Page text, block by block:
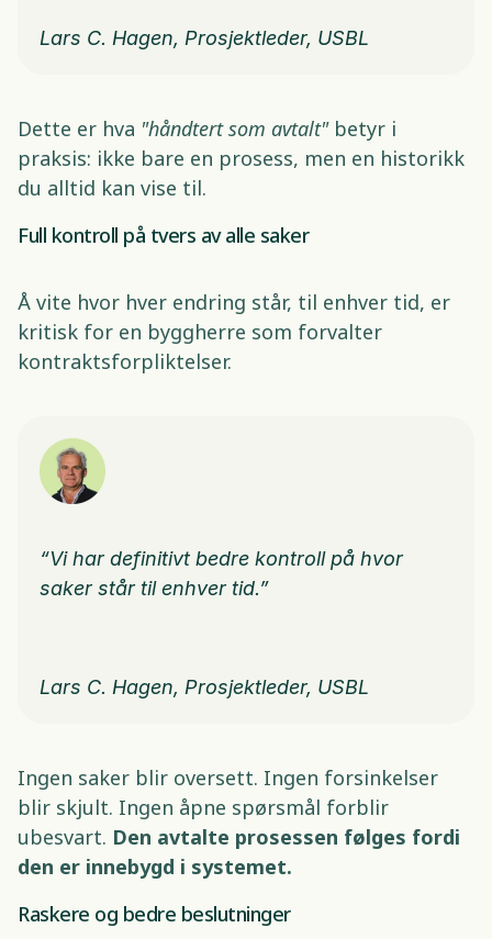
Lars C. Hagen, Prosjektleder, USBL
Dette er hva "håndtert som avtalt" betyr i
praksis: ikke bare en prosess, men en historikk
du alltid kan vise til.
Full kontroll på tvers av alle saker
Å vite hvor hver endring står, til enhver tid, er
kritisk for en byggherre som forvalter
kontraktsforpliktelser.
“Vi har definitivt bedre kontroll på hvor
saker står til enhver tid.”
Lars C. Hagen, Prosjektleder, USBL
Ingen saker blir oversett. Ingen forsinkelser
blir skjult. Ingen åpne spørsmål forblir
ubesvart. Den avtalte prosessen følges fordi
den er innebygd i systemet.
Raskere og bedre beslutninger